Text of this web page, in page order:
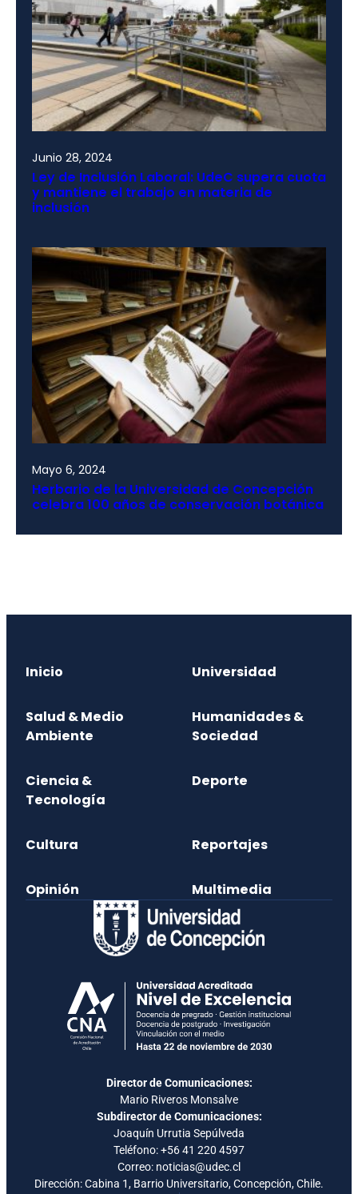
Junio 28, 2024
Ley de Inclusión Laboral: UdeC supera cuota
y mantiene el trabajo en materia de
inclusión
Mayo 6, 2024
Herbario de la Universidad de Concepción
celebra 100 años de conservación botánica
Inicio Universidad
Salud & Medio
Ambiente
Humanidades &
Sociedad
Ciencia &
Tecnología
Deporte
Cultura Reportajes
Opinión Multimedia
Director de Comunicaciones:
Mario Riveros Monsalve
Subdirector de Comunicaciones:
Joaquín Urrutia Sepúlveda
Teléfono:+56 41 220 4597
Correo: noticias@udec.cl
Dirección: Cabina 1, Barrio Universitario, Concepción, Chile.